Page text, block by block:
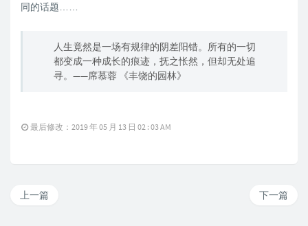
同的话题……
人生竟然是一场有规律的阴差阳错。所有的一切
都变成一种成长的痕迹，抚之怅然，但却无处追
寻。——席慕蓉 《丰饶的园林》
最后修改：2019 年 05 月 13 日 02 : 03 AM
下一篇
上一篇